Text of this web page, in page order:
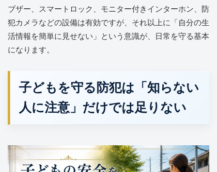
ブザー、スマートロック、モニター付きインターホン、防
犯カメラなどの設備は有効ですが、それ以上に「自分の生
活情報を簡単に見せない」という意識が、日常を守る基本
になります。
子どもを守る防犯は「知らない
人に注意」だけでは足りない